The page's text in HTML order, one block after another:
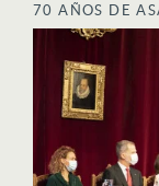
70 AÑOS DE